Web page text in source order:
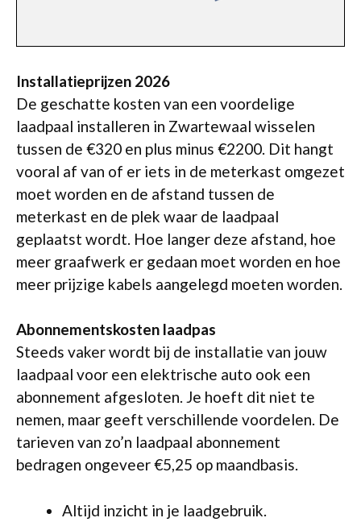
Installatieprijzen 2026
De geschatte kosten van een voordelige
laadpaal installeren in Zwartewaal wisselen
tussen de €320 en plus minus €2200. Dit hangt
vooral af van of er iets in de meterkast omgezet
moet worden en de afstand tussen de
meterkast en de plek waar de laadpaal
geplaatst wordt. Hoe langer deze afstand, hoe
meer graafwerk er gedaan moet worden en hoe
meer prijzige kabels aangelegd moeten worden.
Abonnementskosten laadpas
Steeds vaker wordt bij de installatie van jouw
laadpaal voor een elektrische auto ook een
abonnement afgesloten. Je hoeft dit niet te
nemen, maar geeft verschillende voordelen. De
tarieven van zo’n laadpaal abonnement
bedragen ongeveer €5,25 op maandbasis.
Altijd inzicht in je laadgebruik.